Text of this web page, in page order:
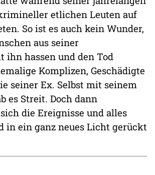
etlichen Leuten auf
So ist es auch kein Wunder,
aus seiner
ihn hassen und den Tod
Komplizen, Geschädigte
seiner Ex. Selbst mit seinem
es Streit. Doch dann
die Ereignisse und alles
in ein ganz neues Licht gerückt